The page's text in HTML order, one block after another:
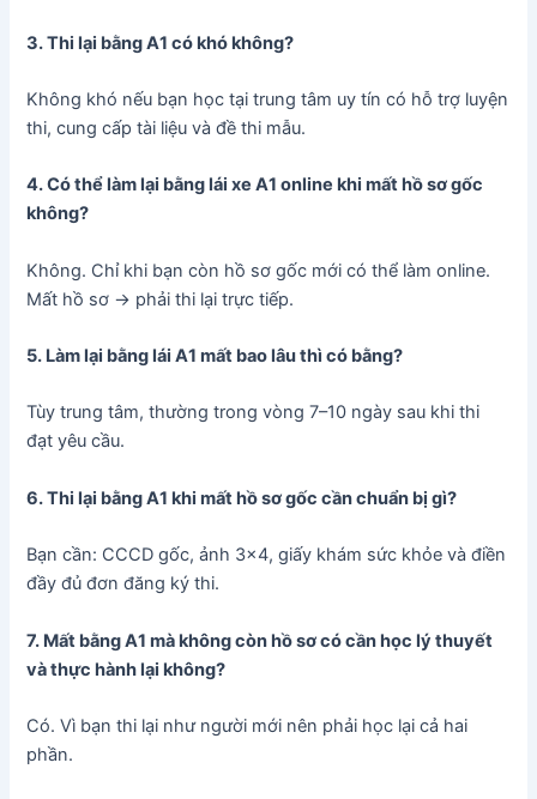
3. Thi lại bằng A1 có khó không?
Không khó nếu bạn học tại trung tâm uy tín có hỗ trợ luyện
thi, cung cấp tài liệu và đề thi mẫu.
4. Có thể làm lại bằng lái xe A1 online khi mất hồ sơ gốc
không?
Không. Chỉ khi bạn còn hồ sơ gốc mới có thể làm online.
Mất hồ sơ → phải thi lại trực tiếp.
5. Làm lại bằng lái A1 mất bao lâu thì có bằng?
Tùy trung tâm, thường trong vòng 7–10 ngày sau khi thi
đạt yêu cầu.
6. Thi lại bằng A1 khi mất hồ sơ gốc cần chuẩn bị gì?
Bạn cần: CCCD gốc, ảnh 3×4, giấy khám sức khỏe và điền
đầy đủ đơn đăng ký thi.
7. Mất bằng A1 mà không còn hồ sơ có cần học lý thuyết
và thực hành lại không?
Có. Vì bạn thi lại như người mới nên phải học lại cả hai
phần.